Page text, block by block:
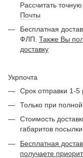
Рассчитать
Почты
Бесплатная
ФЛП. Также Вы
доставку
Укрпочта
Срок отправки 1-5
Только при
Стоимость
габаритов
Бесплатная
получаете